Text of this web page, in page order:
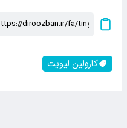
کارولین لیویت